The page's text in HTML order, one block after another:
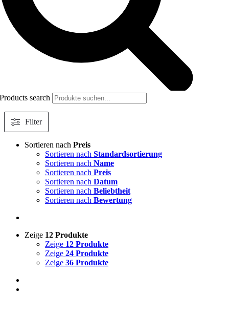
Products search
Filter
Sortieren nach Preis
Sortieren nach Standardsortierung
Sortieren nach Name
Sortieren nach Preis
Sortieren nach Datum
Sortieren nach Beliebtheit
Sortieren nach Bewertung
Zeige 12 Produkte
Zeige 12 Produkte
Zeige 24 Produkte
Zeige 36 Produkte